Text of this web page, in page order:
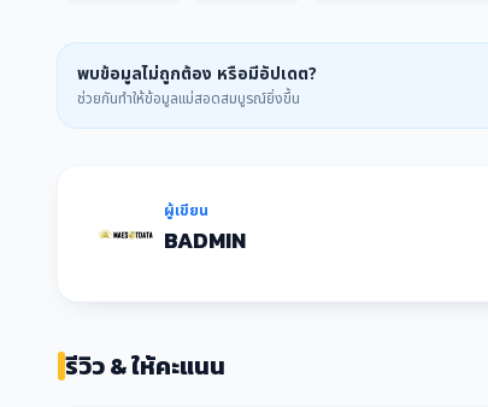
พบข้อมูลไม่ถูกต้อง หรือมีอัปเดต?
ช่วยกันทำให้ข้อมูลแม่สอดสมบูรณ์ยิ่งขึ้น
ผู้เขียน
BADMIN
รีวิว & ให้คะแนน